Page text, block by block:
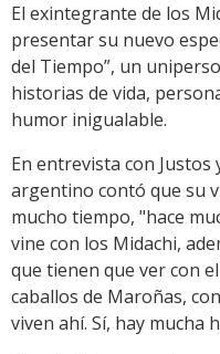
El exintegrante de los
presentar su nuevo
del Tiempo”, un
historias de vida,
humor inigualable.
En entrevista con
argentino contó que su
mucho tiempo, "hace
vine con los Midachi,
que tienen que ver con
caballos de Maroñas,
viven ahí. Sí, hay mucha